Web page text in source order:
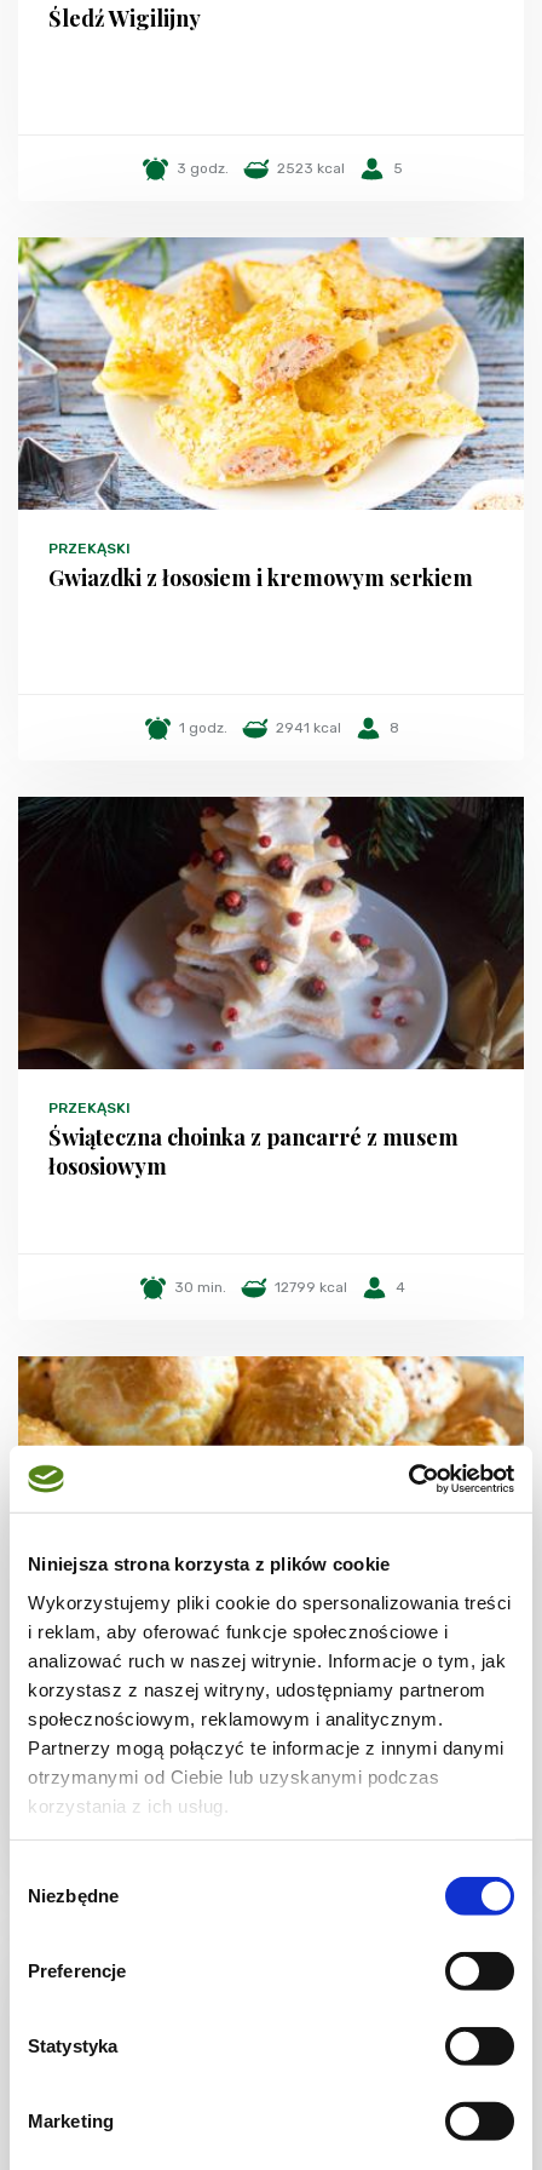
Niniejsza strona korzysta z plików cookie
Wykorzystujemy pliki cookie do spersonalizowania treści
i reklam, aby oferować funkcje społecznościowe i
analizować ruch w naszej witrynie. Informacje o tym, jak
korzystasz z naszej witryny, udostępniamy partnerom
społecznościowym, reklamowym i analitycznym.
Partnerzy mogą połączyć te informacje z innymi danymi
otrzymanymi od Ciebie lub uzyskanymi podczas
korzystania z ich usług.
zgody
Niezbędne
Preferencje
Statystyka
Marketing
Śledź Wigilijny
3 godz. 2523 kcal 5
PRZEKĄSKI
Gwiazdki z łososiem i kremowym serkiem
1 godz. 2941 kcal 8
PRZEKĄSKI
Świąteczna choinka z pancarré z musem
łososiowym
30 min. 12799 kcal 4
PRZEKĄSKI
Krucho-drożdżowe paszteciki z
pieczarkami